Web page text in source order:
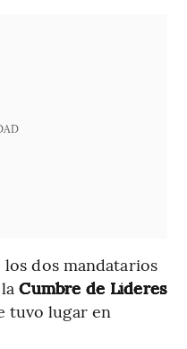
dos mandatarios
laCumbre de Líderes
tuvo lugar en